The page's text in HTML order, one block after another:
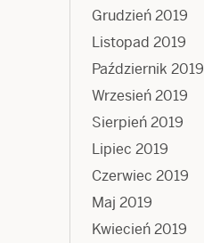
Grudzień 2019
Listopad 2019
Październik 2019
Wrzesień 2019
Sierpień 2019
Lipiec 2019
Czerwiec 2019
Maj 2019
Kwiecień 2019